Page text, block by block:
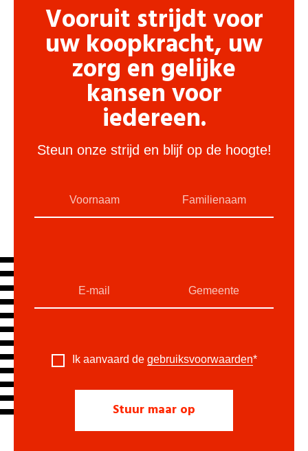
Vooruit strijdt voor
uw koopkracht, uw
zorg en gelijke
kansen voor
iedereen.
Steun onze strijd en blijf op de hoogte!
Ik aanvaard de gebruiksvoorwaarden*